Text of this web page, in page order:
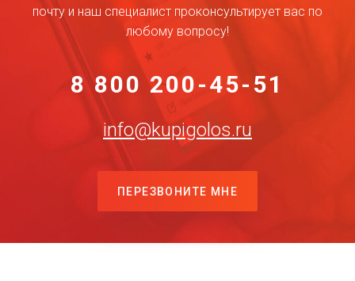
почту и наш специалист проконсультирует вас по
любому вопросу!
8 800 200-45-51
info@kupigolos.ru
ПЕРЕЗВОНИТЕ МНЕ